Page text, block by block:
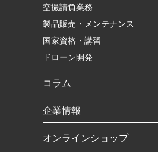
空撮請負業務
製品販売・メンテナンス
国家資格・講習
ドローン開発
コラム
企業情報
オンラインショップ